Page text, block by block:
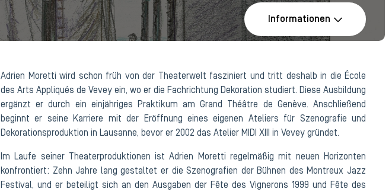
Informationen
Adrien Moretti wird schon früh von der Theaterwelt fasziniert und tritt deshalb in die École
des Arts Appliqués de Vevey ein, wo er die Fachrichtung Dekoration studiert. Diese Ausbildung
ergänzt er durch ein einjähriges Praktikum am Grand Théâtre de Genève. Anschließend
beginnt er seine Karriere mit der Eröffnung eines eigenen Ateliers für Szenografie und
Dekorationsproduktion in Lausanne, bevor er 2002 das Atelier MIDI XIII in Vevey gründet.
Im Laufe seiner Theaterproduktionen ist Adrien Moretti regelmäßig mit neuen Horizonten
konfrontiert: Zehn Jahre lang gestaltet er die Szenografien der Bühnen des Montreux Jazz
Festival, und er beteiligt sich an den Ausgaben der Fête des Vignerons 1999 und Fête des